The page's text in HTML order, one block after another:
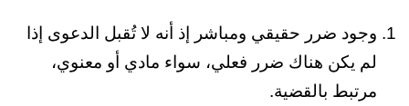
وجود ضرر حقيقي ومباشر إذ أنه لا تُقبل الدعوى إذا
لم يكن هناك ضرر فعلي، سواء مادي أو معنوي،
مرتبط بالقضية.